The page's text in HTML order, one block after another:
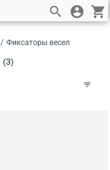
search account_circle shopping_cart
/ Фиксаторы весел
(3)
filter_list